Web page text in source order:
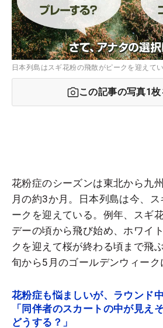
日本列島はスギ花粉の飛散がピークを迎えて
この記事の写真1枚
花粉症のシーズンは東北から九
月の約3か月。
日本列島は今、
ークを迎えている。 例年、スギ
デーの頃から飛び始め、ホワイ
クを迎えて桜が終わる頃まで飛
旬から5月のゴールデンウィーク
花粉症も悩ましいが、ラウンド
「同伴者のスカートの中が見
どうする？」